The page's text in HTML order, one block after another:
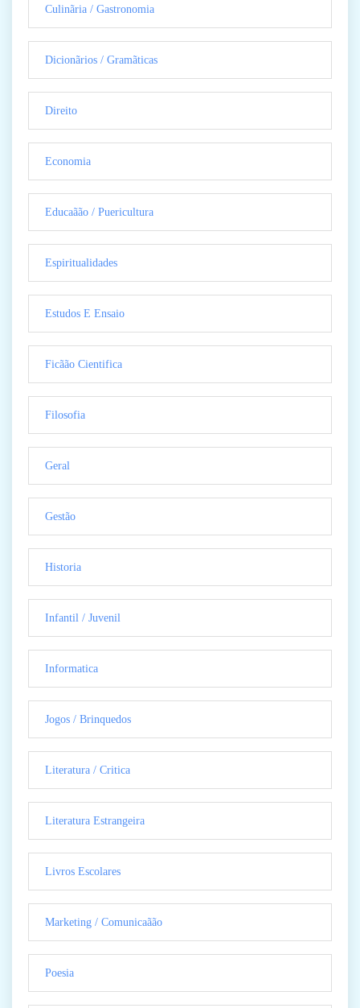
Culinãria / Gastronomia
Dicionãrios / Gramãticas
Direito
Economia
Educaãão / Puericultura
Espiritualidades
Estudos E Ensaio
Ficãão Cientifica
Filosofia
Geral
Gestão
Historia
Infantil / Juvenil
Informatica
Jogos / Brinquedos
Literatura / Critica
Literatura Estrangeira
Livros Escolares
Marketing / Comunicaãão
Poesia